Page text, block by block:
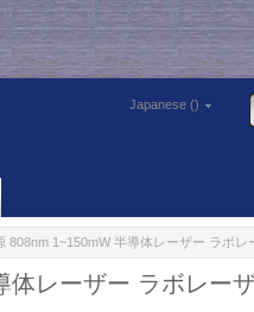
Japanese ()
808nm 1~150mW 半導体レーザー ラボレ
レーザー ラボレー